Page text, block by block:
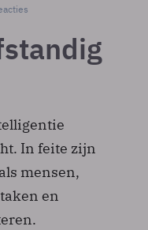
In feite zijn
mensen,
en